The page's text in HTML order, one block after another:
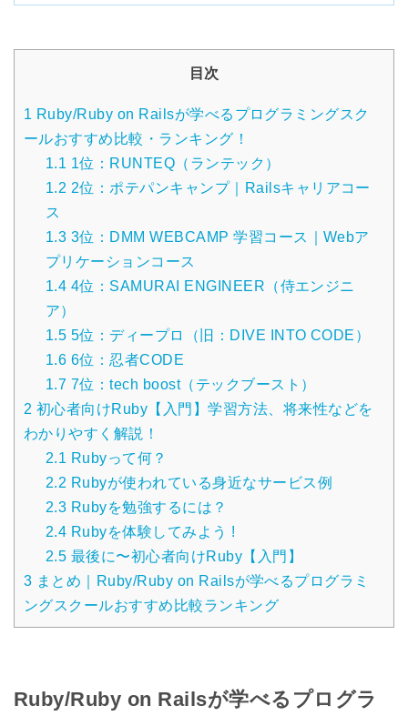
目次
1 Ruby/Ruby on Railsが学べるプログラミングスク
ールおすすめ比較・ランキング！
1.1 1位：RUNTEQ（ランテック）
1.2 2位：ポテパンキャンプ｜Railsキャリアコー
ス
1.3 3位：DMM WEBCAMP 学習コース｜Webア
プリケーションコース
1.4 4位：SAMURAI ENGINEER（侍エンジニ
ア）
1.5 5位：ディープロ（旧：DIVE INTO CODE）
1.6 6位：忍者CODE
1.7 7位：tech boost（テックブースト）
2 初心者向けRuby【入門】学習方法、将来性などを
わかりやすく解説！
2.1 Rubyって何？
2.2 Rubyが使われている身近なサービス例
2.3 Rubyを勉強するには？
2.4 Rubyを体験してみよう !
2.5 最後に〜初心者向けRuby【入門】
3 まとめ｜Ruby/Ruby on Railsが学べるプログラミ
ングスクールおすすめ比較ランキング
Ruby/Ruby on Railsが学べるプログラ